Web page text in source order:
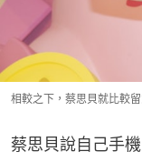
相較之下，蔡思貝就比較
蔡思貝說自己手